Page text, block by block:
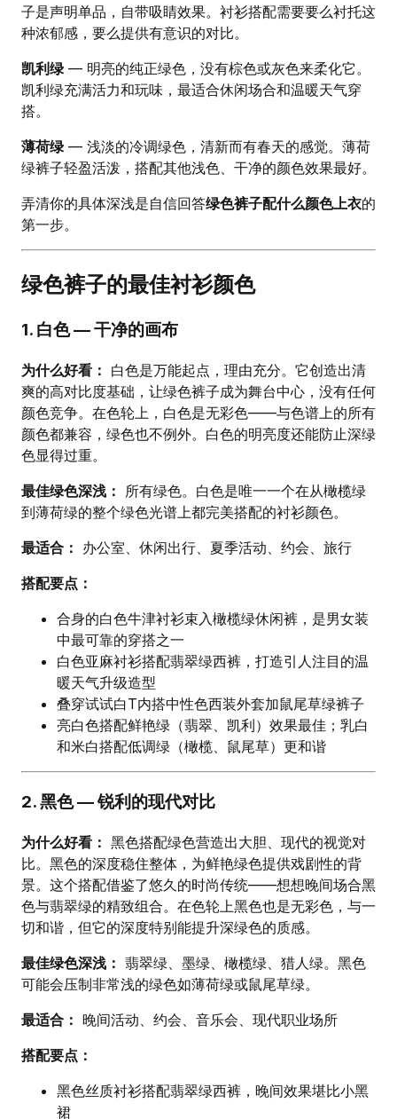
子是声明单品，自带吸睛效果。衬衫搭配需要要么衬托这
种浓郁感，要么提供有意识的对比。
凯利绿 — 明亮的纯正绿色，没有棕色或灰色来柔化它。
凯利绿充满活力和玩味，最适合休闲场合和温暖天气穿
搭。
薄荷绿 — 浅淡的冷调绿色，清新而有春天的感觉。薄荷
绿裤子轻盈活泼，搭配其他浅色、干净的颜色效果最好。
弄清你的具体深浅是自信回答绿色裤子配什么颜色上衣的
第一步。
绿色裤子的最佳衬衫颜色
1. 白色 — 干净的画布
为什么好看： 白色是万能起点，理由充分。它创造出清
爽的高对比度基础，让绿色裤子成为舞台中心，没有任何
颜色竞争。在色轮上，白色是无彩色——与色谱上的所有
颜色都兼容，绿色也不例外。白色的明亮度还能防止深绿
色显得过重。
最佳绿色深浅： 所有绿色。白色是唯一一个在从橄榄绿
到薄荷绿的整个绿色光谱上都完美搭配的衬衫颜色。
最适合： 办公室、休闲出行、夏季活动、约会、旅行
搭配要点：
合身的白色牛津衬衫束入橄榄绿休闲裤，是男女装
中最可靠的穿搭之一
白色亚麻衬衫搭配翡翠绿西裤，打造引人注目的温
暖天气升级造型
叠穿试试白T内搭中性色西装外套加鼠尾草绿裤子
亮白色搭配鲜艳绿（翡翠、凯利）效果最佳；乳白
和米白搭配低调绿（橄榄、鼠尾草）更和谐
2. 黑色 — 锐利的现代对比
为什么好看： 黑色搭配绿色营造出大胆、现代的视觉对
比。黑色的深度稳住整体，为鲜艳绿色提供戏剧性的背
景。这个搭配借鉴了悠久的时尚传统——想想晚间场合黑
色与翡翠绿的精致组合。在色轮上黑色也是无彩色，与一
切和谐，但它的深度特别能提升深绿色的质感。
最佳绿色深浅： 翡翠绿、墨绿、橄榄绿、猎人绿。黑色
可能会压制非常浅的绿色如薄荷绿或鼠尾草绿。
最适合： 晚间活动、约会、音乐会、现代职业场所
搭配要点：
黑色丝质衬衫搭配翡翠绿西裤，晚间效果堪比小黑
裙